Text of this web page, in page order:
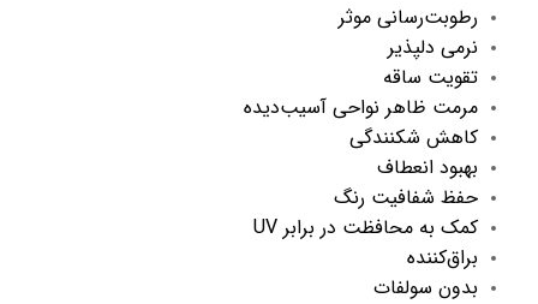
رطوبت‌رسانی موثر
نرمی دلپذیر
تقویت ساقه
مرمت ظاهر نواحی آسیب‌دیده
کاهش شکنندگی
بهبود انعطاف
حفظ شفافیت رنگ
کمک به محافظت در برابر UV
براق‌کننده
بدون سولفات